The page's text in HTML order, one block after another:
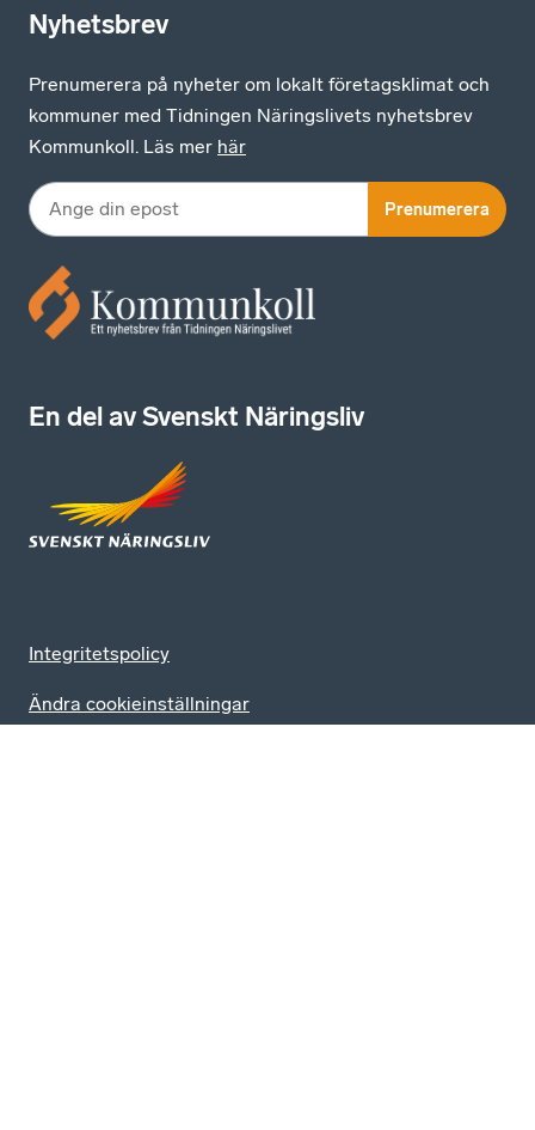
Nyhetsbrev
Prenumerera på nyheter om lokalt företagsklimat och
kommuner med Tidningen Näringslivets nyhetsbrev
Kommunkoll. Läs mer här
Prenumerera
En del av Svenskt Näringsliv
Integritetspolicy
Ändra cookieinställningar